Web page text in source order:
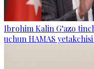
Ibrohim Kalin G‘azo
uchun HAMAS